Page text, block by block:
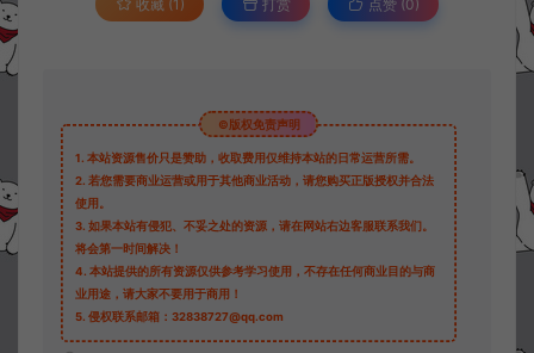
收藏 (1) 打赏 点赞 (0)
©版权免责声明
1. 本站资源售价只是赞助，收取费用仅维持本站的日常运营所需。
2. 若您需要商业运营或用于其他商业活动，请您购买正版授权并合法
使用。
3. 如果本站有侵犯、不妥之处的资源，请在网站右边客服联系我们。
将会第一时间解决！
4. 本站提供的所有资源仅供参考学习使用，不存在任何商业目的与商
业用途，请大家不要用于商用！
5. 侵权联系邮箱：32838727@qq.com